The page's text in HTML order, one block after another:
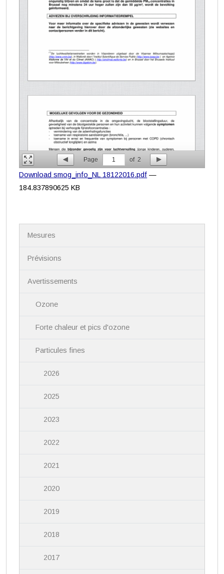
Page 1 of 2
Download smog_info_NL 18122016.pdf —
184.837890625 KB
Mesures
Prévisions
Avertissements
Ozone
Forte chaleur et pics d'ozone
Particules fines
2026
2025
2023
2022
2021
2020
2019
2018
2017